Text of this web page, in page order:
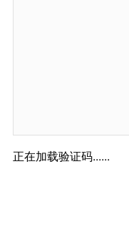
正在加载验证码......